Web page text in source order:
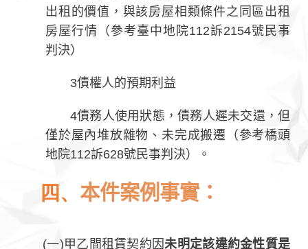
出租的價值，與該房屋相類條件之同區出租
房屋行情（參考臺中地院112訴2154號民事
判決）
3債權人的預期利益
4債務人使用狀態，債務人遲未交還，但
僅於屋內堆放雜物、未完成搬遷（參考橋頭
地院112訴628號民事判決）。
四、 本件案例事實：
(一)甲乙間租賃契約因未明定該違約金性質是